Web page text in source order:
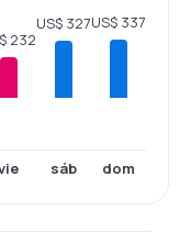
232
US$ 327
sáb
US$ 337
dom